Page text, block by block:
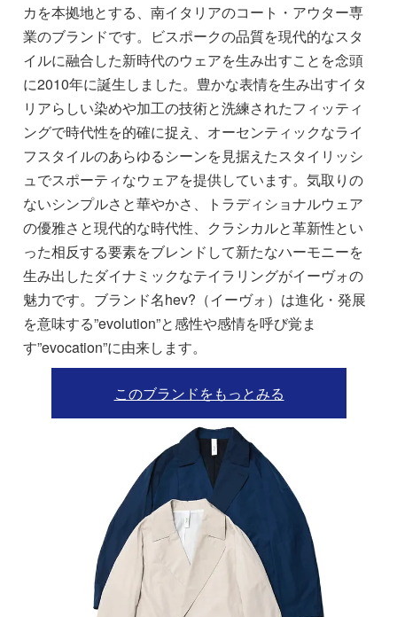
カを本拠地とする、南イタリアのコート・アウター専
業のブランドです。ビスポークの品質を現代的なスタ
イルに融合した新時代のウェアを生み出すことを念頭
に2010年に誕生しました。豊かな表情を生み出すイタ
リアらしい染めや加工の技術と洗練されたフィッティ
ングで時代性を的確に捉え、オーセンティックなライ
フスタイルのあらゆるシーンを見据えたスタイリッシ
ュでスポーティなウェアを提供しています。気取りの
ないシンプルさと華やかさ、トラディショナルウェア
の優雅さと現代的な時代性、クラシカルと革新性とい
った相反する要素をブレンドして新たなハーモニーを
生み出したダイナミックなテイラリングがイーヴォの
魅力です。ブランド名hev?（イーヴォ）は進化・発展
を意味する”evolution”と感性や感情を呼び覚ま
す”evocation”に由来します。
このブランドをもっとみる